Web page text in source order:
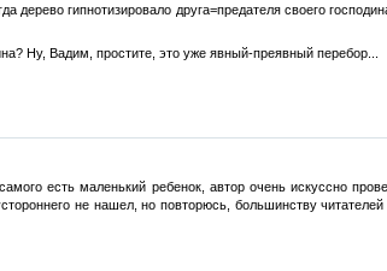
гипнотизировало друга=предателя своего
Ну, Вадим, простите, это уже явный-преявный перебор...
есть маленький ребенок, автор очень искуссно
не нашел, но повторюсь, большинству